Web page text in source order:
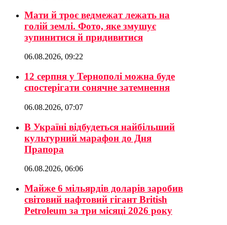
Мати й троє ведмежат лежать на
голій землі. Фото, яке змушує
зупинитися й придивитися
06.08.2026, 09:22
12 серпня у Тернополі можна буде
спостерігати сонячне затемнення
06.08.2026, 07:07
В Україні відбудеться найбільший
культурний марафон до Дня
Прапора
06.08.2026, 06:06
Майже 6 мільярдів доларів заробив
світовий нафтовий гігант British
Petroleum за три місяці 2026 року